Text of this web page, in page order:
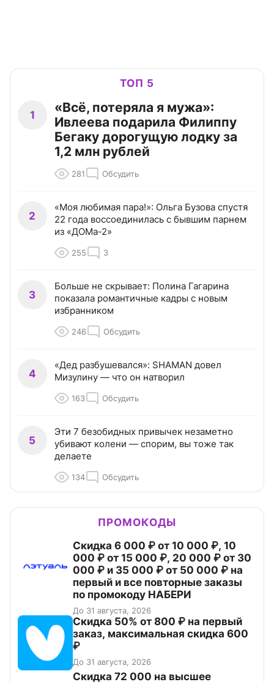
ТОП 5
1
«Всё, потеряла я мужа»:
Ивлеева подарила Филиппу
Бегаку дорогущую лодку за
1,2 млн рублей
281 Обсудить
2
«Моя любимая пара!»: Ольга Бузова спустя
22 года воссоединилась с бывшим парнем
из «ДОМа-2»
255 3
3
Больше не скрывает: Полина Гагарина
показала романтичные кадры с новым
избранником
246 Обсудить
4
«Дед разбушевался»: SHAMAN довел
Мизулину — что он натворил
163 Обсудить
5
Эти 7 безобидных привычек незаметно
убивают колени — спорим, вы тоже так
делаете
134 Обсудить
ПРОМОКОДЫ
Скидка 6 000 ₽ от 10 000 ₽, 10
000 ₽ от 15 000 ₽, 20 000 ₽ от 30
000 ₽ и 35 000 ₽ от 50 000 ₽ на
первый и все повторные заказы
по промокоду НАБЕРИ
До 31 августа, 2026
Скидка 50% от 800 ₽ на первый
заказ, максимальная скидка 600
₽
До 31 августа, 2026
Скидка 72 000 на высшее